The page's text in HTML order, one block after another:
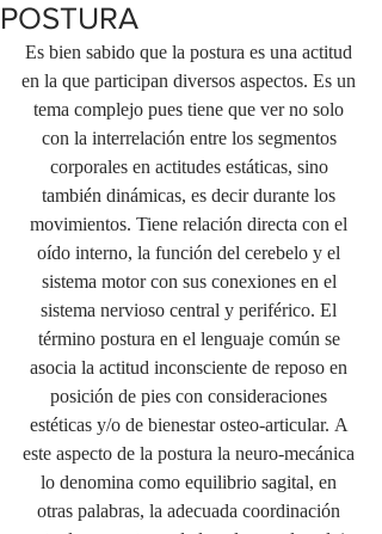
POSTURA
Es bien sabido que la postura es una actitud
en la que participan diversos aspectos. Es un
tema complejo pues tiene que ver no solo
con la interrelación entre los segmentos
corporales en actitudes estáticas, sino
también dinámicas, es decir durante los
movimientos. Tiene relación directa con el
oído interno, la función del cerebelo y el
sistema motor con sus conexiones en el
sistema nervioso central y periférico. El
término postura en el lenguaje común se
asocia la actitud inconsciente de reposo en
posición de pies con consideraciones
estéticas y/o de bienestar osteo-articular. A
este aspecto de la postura la neuro-mecánica
lo denomina como equilibrio sagital, en
otras palabras, la adecuada coordinación